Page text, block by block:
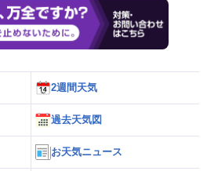
2週間天気
過去天気図
お天気ニュース